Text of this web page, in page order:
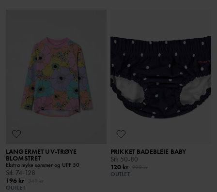
LANGERMET UV-TRØYE
BLOMSTRET
Ekstra myke sømmer og UPF 50
Stl: 74-128
196 kr
OUTLET
PRIKKET BADEBLEIE BABY
Stl: 50-80
120 kr
OUTLET